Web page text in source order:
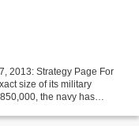
2013: Strategy Page For
size of its military
the navy has